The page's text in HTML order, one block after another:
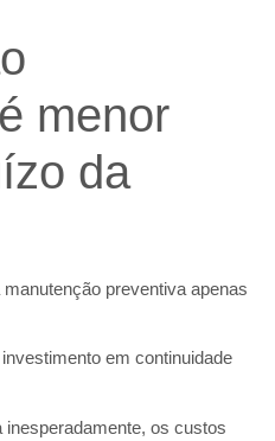
menor
da
preventiva apenas
em continuidade
os custos